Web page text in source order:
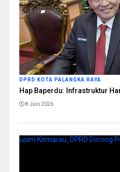
DPRD KOTA PALANGKA RAYA
Hap Baperdu: Infrastruktur
8 Juni 2026